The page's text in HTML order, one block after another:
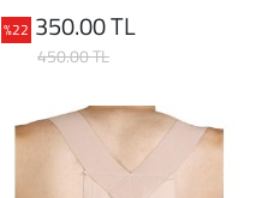
%22 350.00 TL
450.00 TL